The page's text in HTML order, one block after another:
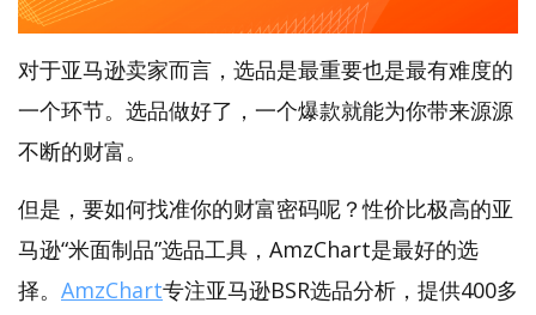
对于亚马逊卖家而言，选品是最重要也是最有难度的
一个环节。选品做好了，一个爆款就能为你带来源源
不断的财富。
但是，要如何找准你的财富密码呢？性价比极高的亚
马逊“米面制品”选品工具，AmzChart是最好的选
择。 AmzChart专注亚马逊BSR选品分析，提供400多